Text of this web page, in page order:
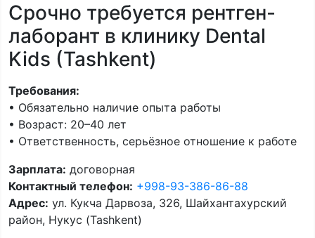
Срочно требуется рентген-
лаборант в клинику Dental
Kids (Tashkent)
Требования:
• Обязательно наличие опыта работы
• Возраст: 20–40 лет
• Ответственность, серьёзное отношение к работе
Зарплата: договорная
Контактный телефон: +998-93-386-86-88
Адрес: ул. Кукча Дарвоза, 326, Шайхантахурский
район, Нукус (Tashkent)